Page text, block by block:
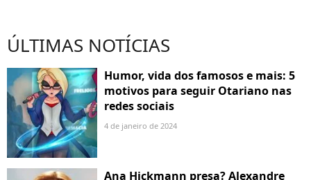
ÚLTIMAS NOTÍCIAS
Humor, vida dos famosos e mais: 5
motivos para seguir Otariano nas
redes sociais
4 de janeiro de 2024
Ana Hickmann presa? Alexandre